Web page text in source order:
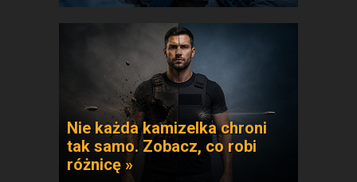
Nie każda kamizelka chroni
tak samo. Zobacz, co robi
różnicę »